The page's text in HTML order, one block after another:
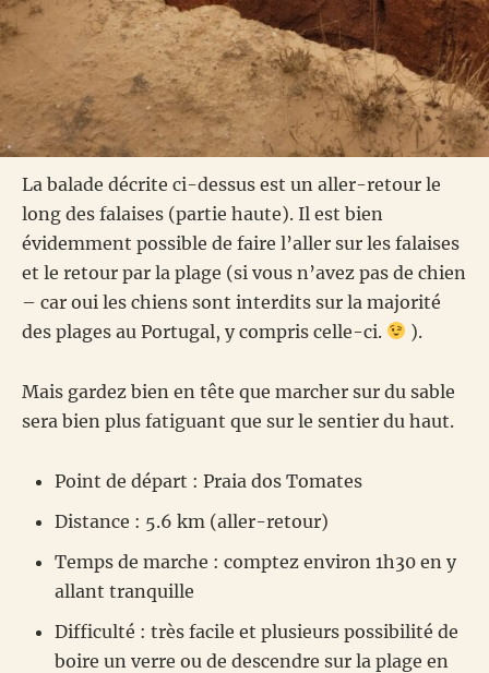
La balade décrite ci-dessus est un aller-retour le
long des falaises (partie haute). Il est bien
évidemment possible de faire l’aller sur les falaises
et le retour par la plage (si vous n’avez pas de chien
– car oui les chiens sont interdits sur la majorité
des plages au Portugal, y compris celle-ci.
).
Mais gardez bien en tête que marcher sur du sable
sera bien plus fatiguant que sur le sentier du haut.
Point de départ : Praia dos Tomates
Distance : 5.6 km (aller-retour)
Temps de marche : comptez environ 1h30 en y
allant tranquille
Difficulté : très facile et plusieurs possibilité de
boire un verre ou de descendre sur la plage en